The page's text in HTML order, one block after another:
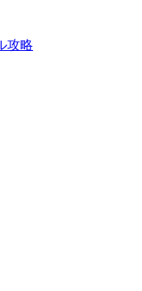
攻略